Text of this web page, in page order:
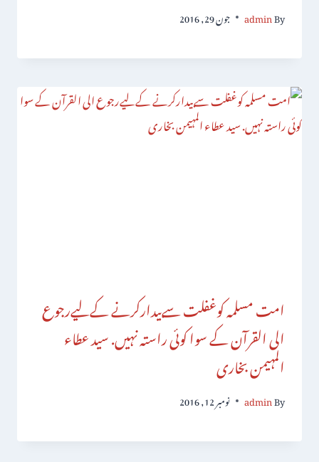
By
admin جون 29, 2016
امت مسلمہ کوغفلت سےبیدارکرنے کےلیےرجوع
الی القرآن کے سوا کوئی راستہ نہیں. سید عطاء
المہیمن بخاری
By
admin نومبر 12, 2016